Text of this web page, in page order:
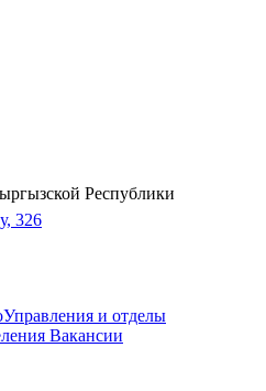
Республики
326
Управления и отделы
Вакансии